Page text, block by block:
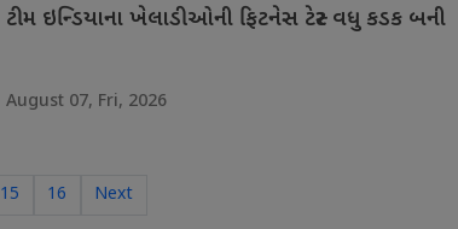
ટીમ ઇન્ડિયાના ખેલાડીઓની ફિટનેસ ટેસ્ટ વધુ કડક બની
August 07, Fri, 2026
15 16 Next